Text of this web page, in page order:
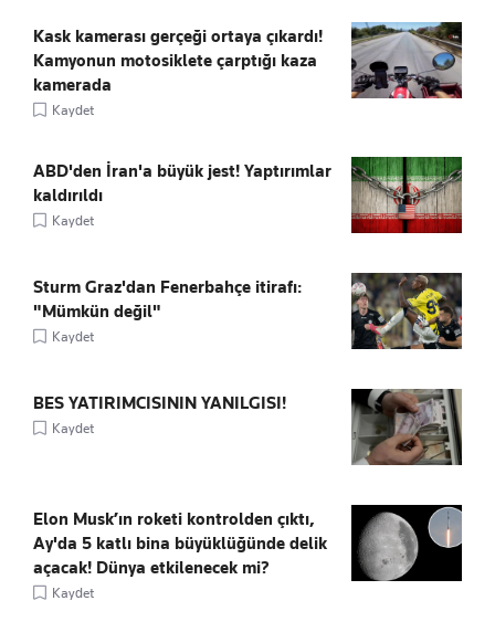
Kask kamerası gerçeği ortaya çıkardı!
Kamyonun motosiklete çarptığı kaza
kamerada
Kaydet
ABD'den İran'a büyük jest! Yaptırımlar
kaldırıldı
Kaydet
Sturm Graz'dan Fenerbahçe itirafı:
"Mümkün değil"
Kaydet
BES YATIRIMCISININ YANILGISI!
Kaydet
Elon Musk’ın roketi kontrolden çıktı,
Ay'da 5 katlı bina büyüklüğünde delik
açacak! Dünya etkilenecek mi?
Kaydet